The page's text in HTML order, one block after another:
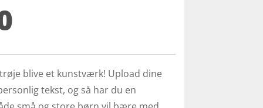
blive et kunstværk! Upload dine
tekst, og så har du en